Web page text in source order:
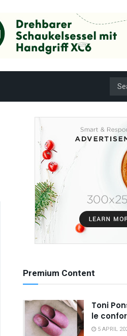
Premium Content
Toni
le
5 APRIL